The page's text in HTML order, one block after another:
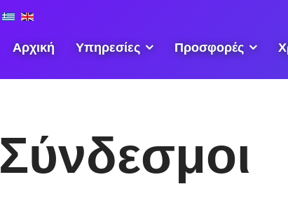
Αρχική Υπηρεσίες Προσφορές
Σύνδεσμοι